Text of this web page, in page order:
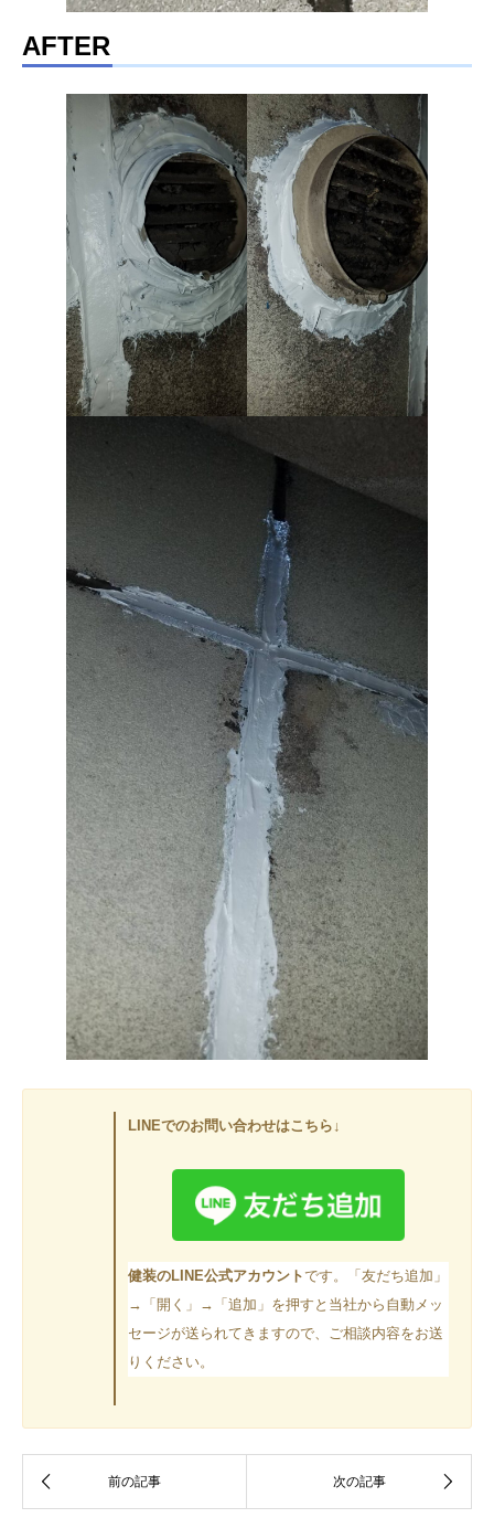
AFTER
LINEでのお問い合わせはこちら↓
健装のLINE公式アカウントです。「友だち追加」
→「開く」→「追加」を押すと当社から自動メッ
セージが送られてきますので、ご相談内容をお送
りください。